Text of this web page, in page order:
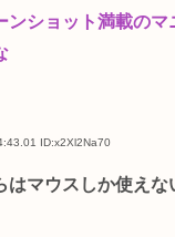
ンショット満載のマ
ID:x2Xl2Na70
はマウスしか使えな